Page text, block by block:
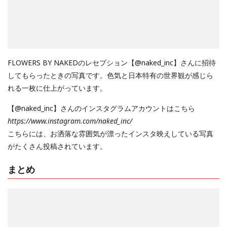
FLOWERS BY NAKEDのレセプション【@naked_inc】さんに招待
してもらったときの写真です。色気と日本特有の世界観が感じら
れる一枚に仕上がっています。
【@naked_inc】さんのインスタグラムアカウントはこちら
https://www.instagram.com/naked_inc/
こちらには、お洒落な雰囲気が漂ったインスタ映えしている写真
がたくさん投稿されています。
まとめ